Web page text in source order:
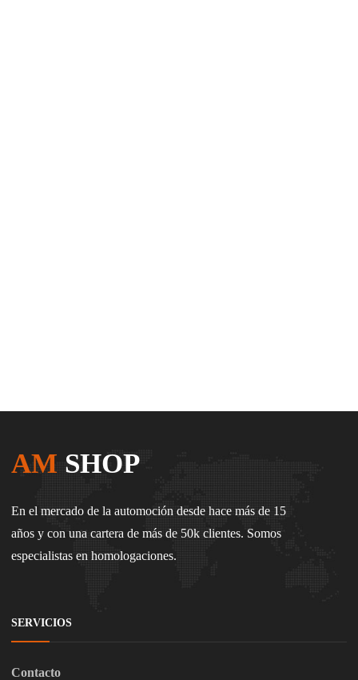
AM SHOP
En el mercado de la automoción desde hace más de 15
años y con una cartera de más de 50k clientes. Somos
especialistas en homologaciones.
SERVICIOS
Contacto